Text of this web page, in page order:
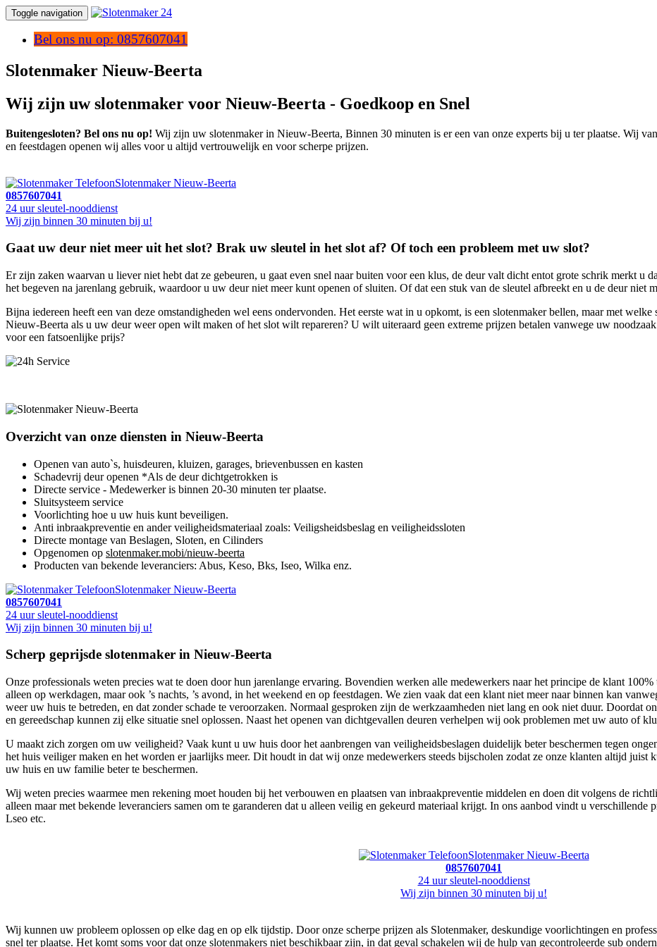
Toggle navigation
Bel ons nu op: 0857607041
Slotenmaker Nieuw-Beerta
Wij zijn uw slotenmaker voor Nieuw-Beerta - Goedkoop en Snel
Buitengesloten? Bel ons nu op! Wij zijn uw slotenmaker in Nieuw-Beerta, Binnen 30 minuten is er een van onze experts bij u ter plaatse. Wij
en feestdagen openen wij alles voor u altijd vertrouwelijk en voor scherpe prijzen.
Slotenmaker Nieuw-Beerta
0857607041
24 uur sleutel-nooddienst
Wij zijn binnen 30 minuten bij u!
Gaat uw deur niet meer uit het slot? Brak uw sleutel in het slot af? Of toch een probleem met uw slot?
Er zijn zaken waarvan u liever niet hebt dat ze gebeuren, u gaat even snel naar buiten voor een klus, de deur valt dicht entot grote schrik merkt u
het begeven na jarenlang gebruik, waardoor u uw deur niet meer kunt openen of sluiten. Of dat een stuk van de sleutel afbreekt en u de deur niet
Bijna iedereen heeft een van deze omstandigheden wel eens ondervonden. Het eerste wat in u opkomt, is een slotenmaker bellen, maar met
Nieuw-Beerta als u uw deur weer open wilt maken of het slot wilt repareren? U wilt uiteraard geen extreme prijzen betalen vanwege uw
voor een fatsoenlijke prijs?
Overzicht van onze diensten in Nieuw-Beerta
Openen van auto`s, huisdeuren, kluizen, garages, brievenbussen en kasten
Schadevrij deur openen *Als de deur dichtgetrokken is
Directe service - Medewerker is binnen 20-30 minuten ter plaatse.
Sluitsysteem service
Voorlichting hoe u uw huis kunt beveiligen.
Anti inbraakpreventie en ander veiligheidsmateriaal zoals: Veiligsheidsbeslag en veiligheidssloten
Directe montage van Beslagen, Sloten, en Cilinders
Opgenomen op slotenmaker.mobi/nieuw-beerta
Producten van bekende leveranciers: Abus, Keso, Bks, Iseo, Wilka enz.
Slotenmaker Nieuw-Beerta
0857607041
24 uur sleutel-nooddienst
Wij zijn binnen 30 minuten bij u!
Scherp geprijsde slotenmaker in Nieuw-Beerta
Onze professionals weten precies wat te doen door hun jarenlange ervaring. Bovendien werken alle medewerkers naar het principe de klant
alleen op werkdagen, maar ook ’s nachts, ’s avond, in het weekend en op feestdagen. We zien vaak dat een klant niet meer naar binnen kan
weer uw huis te betreden, en dat zonder schade te veroorzaken. Normaal gesproken zijn de werkzaamheden niet lang en ook niet duur. Doordat
en gereedschap kunnen zij elke situatie snel oplossen. Naast het openen van dichtgevallen deuren verhelpen wij ook problemen met uw auto of
U maakt zich zorgen om uw veiligheid? Vaak kunt u uw huis door het aanbrengen van veiligheidsbeslagen duidelijk beter beschermen tegen
het huis veiliger maken en het worden er jaarlijks meer. Dit houdt in dat wij onze medewerkers steeds bijscholen zodat ze onze klanten altijd juist
uw huis en uw familie beter te beschermen.
Wij weten precies waarmee men rekening moet houden bij het verbouwen en plaatsen van inbraakpreventie middelen en doen dit volgens de
alleen maar met bekende leveranciers samen om te garanderen dat u alleen veilig en gekeurd materiaal krijgt. In ons aanbod vindt u
Lseo etc.
Slotenmaker Nieuw-Beerta
0857607041
24 uur sleutel-nooddienst
Wij zijn binnen 30 minuten bij u!
Wij kunnen uw probleem oplossen op elke dag en op elk tijdstip. Door onze scherpe prijzen als Slotenmaker, deskundige voorlichtingen en
snel ter plaatse. Het komt soms voor dat onze slotenmakers niet beschikbaar zijn, in dat geval schakelen wij de hulp van gecontroleerde sub